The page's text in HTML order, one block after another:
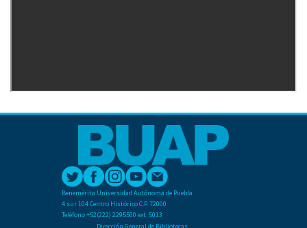
Benemérita Universidad Autónoma de Puebla
4 sur 104 Centro Histórico C.P. 72000
Teléfono +52(222) 2295500 ext. 5013